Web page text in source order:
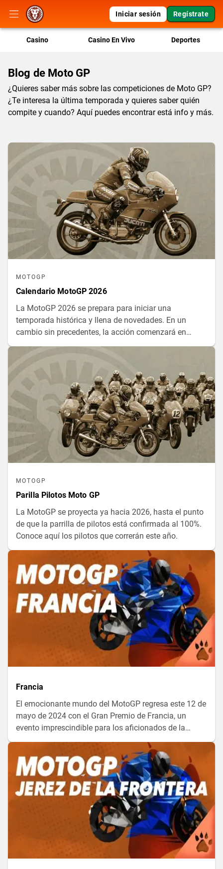
Iniciar sesión Regístrate
Casino Casino En Vivo Deportes
Blog de Moto GP
¿Quieres saber más sobre las competiciones de Moto GP?
¿Te interesa la última temporada y quieres saber quién
compite y cuando? Aquí puedes encontrar está info y más.
MOTOGP
Calendario MotoGP 2026
La MotoGP 2026 se prepara para iniciar una
temporada histórica y llena de novedades. En un
cambio sin precedentes, la acción comenzará en
gran fiesta final en el **Gran Premio de la Comunidad
en este artículo.
MOTOGP
Parilla Pilotos Moto GP
La MotoGP se proyecta ya hacia 2026, hasta el punto
de que la parrilla de pilotos está confirmada al 100%.
Conoce aquí los pilotos que correrán este año.
Francia
El emocionante mundo del MotoGP regresa este 12 de
mayo de 2024 con el Gran Premio de Francia, un
evento imprescindible para los aficionados de la
historia y curvas desafiantes, promete ser el escenario
perfecto para una carrera llena de adrenalina. Los
mejores pilotos del mundo competirán rueda a rueda,
buscando la gloria en una de las pistas más icónicas
del campeonato.